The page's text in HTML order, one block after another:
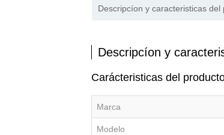
Descripcíon y caracteristicas del
Descripcíon y
Carácteristicas del
Marca
Modelo